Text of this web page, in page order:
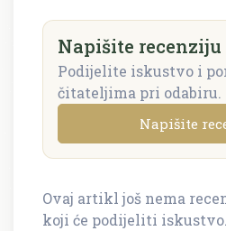
Napišite recenziju
Podijelite iskustvo i
čitateljima pri odabiru.
Napišite
Napišite recenziju
Ovaj artikl još nema
koji će podijeliti iskustvo.